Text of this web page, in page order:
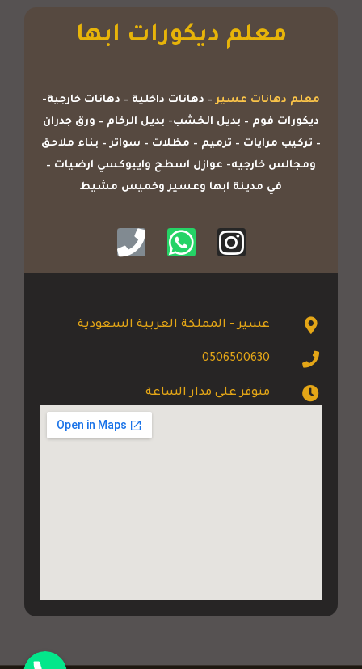
معلم ديكورات ابها
معلم دهانات عسير– دهانات داخلية – دهانات خارجية-
ديكورات فوم – بديل الخشب- بديل الرخام – ورق جدران
– تركيب مرايات – ترميم – مظلات – سواتر – بناء ملاحق
ومجالس خارجيه- عوازل اسطح وايبوكسي ارضيات –
في مدينة ابها وعسير وخميس مشيط
عسير - المملكة العربية السعودية
0506500630
متوفر على مدار الساعة
جوال